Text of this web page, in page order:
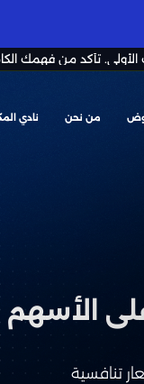
تأكد من فهمك
من نحن نادي
الأسهم
تنافسية